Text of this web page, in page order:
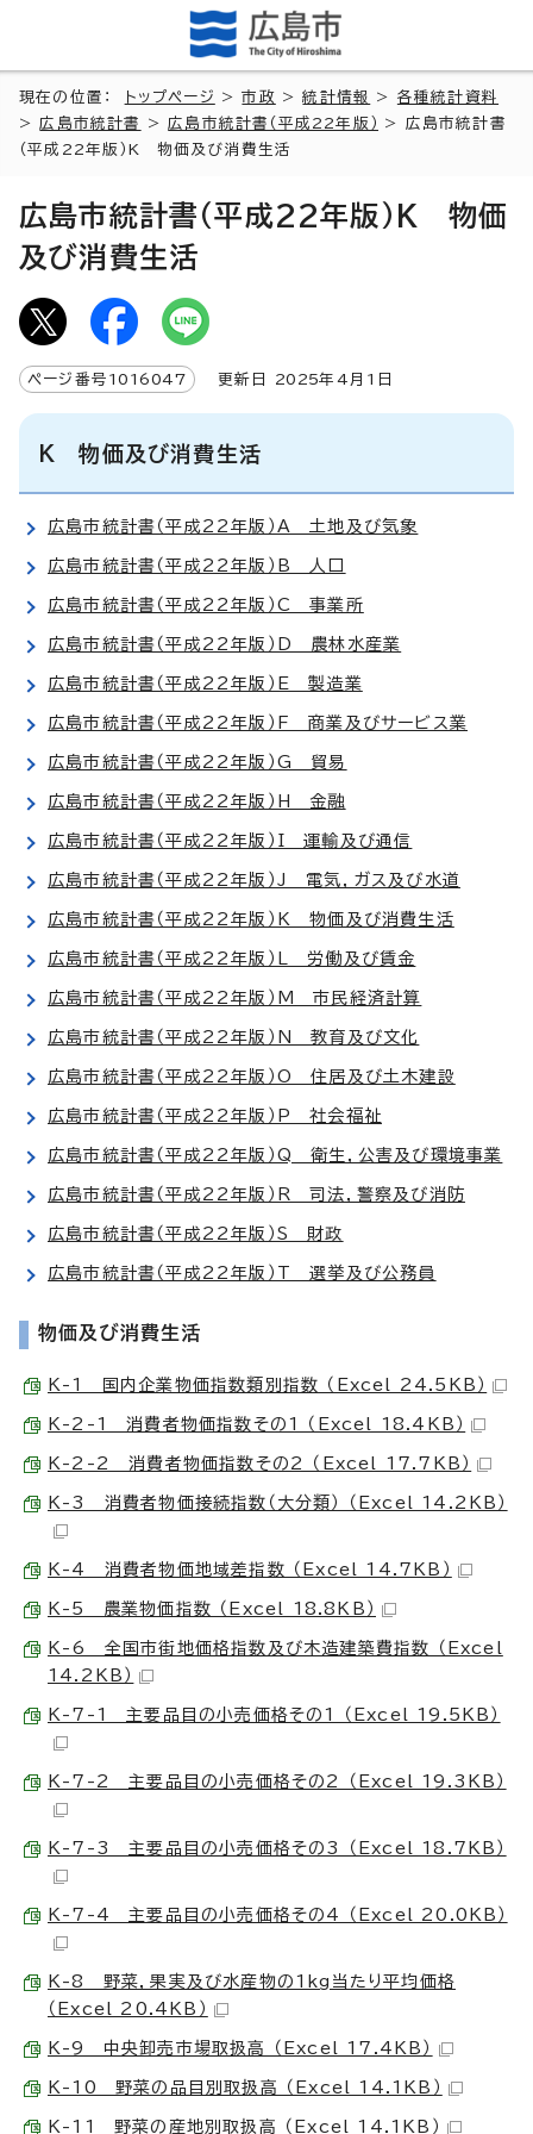
現在の位置： トップページ >市政 >統計情報 > 各種統計資料
>広島市統計書 >広島市統計書（平成22年版）
> 広島市統計書
（平成22年版）K 物価及び消費生活
広島市統計書（平成22年版）K 物価
及び消費生活
ページ番号 1016047 更新日 2025年4月1日
K 物価及び消費生活
広島市統計書（平成22年版）A 土地及び気象
広島市統計書（平成22年版）B 人口
広島市統計書（平成22年版）C 事業所
広島市統計書（平成22年版）D 農林水産業
広島市統計書（平成22年版）E 製造業
広島市統計書（平成22年版）F 商業及びサービス業
広島市統計書（平成22年版）G 貿易
広島市統計書（平成22年版）H 金融
広島市統計書（平成22年版）I 運輸及び通信
広島市統計書（平成22年版）J 電気，ガス及び水道
広島市統計書（平成22年版）K 物価及び消費生活
広島市統計書（平成22年版）L 労働及び賃金
広島市統計書（平成22年版）M 市民経済計算
広島市統計書（平成22年版）N 教育及び文化
広島市統計書（平成22年版）O 住居及び土木建設
広島市統計書（平成22年版）P 社会福祉
広島市統計書（平成22年版）Q 衛生，公害及び環境事業
広島市統計書（平成22年版）R 司法，警察及び消防
広島市統計書（平成22年版）S 財政
広島市統計書（平成22年版）T 選挙及び公務員
物価及び消費生活
K-1 国内企業物価指数類別指数 （Excel 24.5KB）
K-2-1 消費者物価指数その1 （Excel 18.4KB）
K-2-2 消費者物価指数その2 （Excel 17.7KB）
K-3 消費者物価接続指数（大分類） （Excel 14.2KB）
K-4 消費者物価地域差指数 （Excel 14.7KB）
K-5 農業物価指数 （Excel 18.8KB）
K-6 全国市街地価格指数及び木造建築費指数 （Excel
14.2KB）
K-7-1 主要品目の小売価格その1 （Excel 19.5KB）
K-7-2 主要品目の小売価格その2 （Excel 19.3KB）
K-7-3 主要品目の小売価格その3 （Excel 18.7KB）
K-7-4 主要品目の小売価格その4 （Excel 20.0KB）
K-8 野菜，果実及び水産物の1kg当たり平均価格
（Excel 20.4KB）
K-9 中央卸売市場取扱高 （Excel 17.4KB）
K-10 野菜の品目別取扱高 （Excel 14.1KB）
K-11 野菜の産地別取扱高 （Excel 14.1KB）